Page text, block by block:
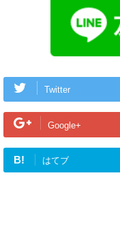
Twitter
Google+
B! はてブ